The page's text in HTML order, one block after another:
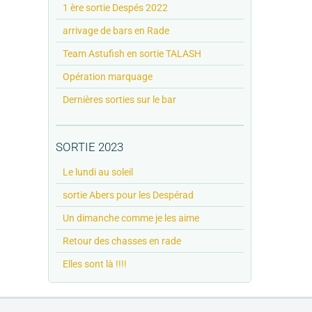
1 ère sortie Despés 2022
arrivage de bars en Rade
Team Astufish en sortie TALASH
Opération marquage
Dernières sorties sur le bar
SORTIE 2023
Le lundi au soleil
sortie Abers pour les Despérad
Un dimanche comme je les aime
Retour des chasses en rade
Elles sont là !!!!